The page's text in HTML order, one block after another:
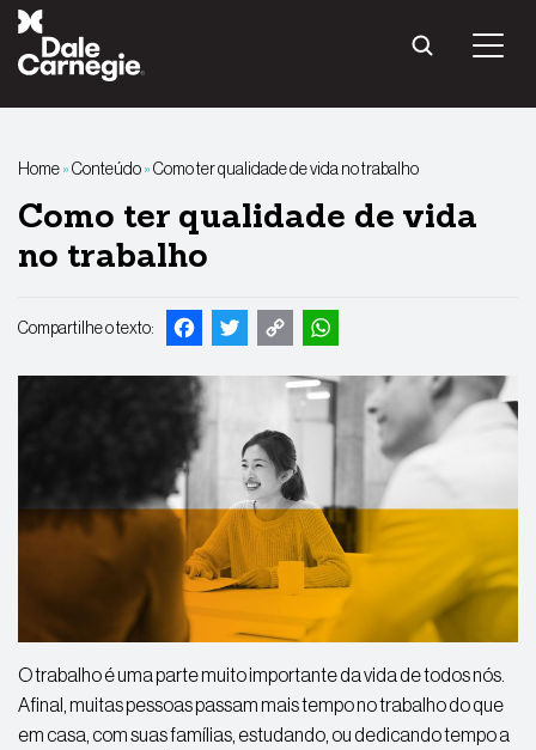
Pular
conteúdo
Home»Conteúdo»Como ter qualidade de vida no trabalho
Como ter qualidade de vida
no trabalho
Compartilhe o texto: Facebook
Twitter
Copy
Link
WhatsApp
O trabalho é uma parte muito importante da vida de todos nós.
Afinal, muitas pessoas passam mais tempo no trabalho do que
em casa, com suas famílias, estudando, ou dedicando tempo a